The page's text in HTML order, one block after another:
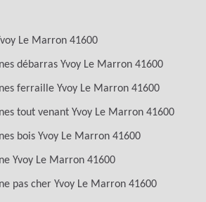
Le Marron 41600
débarras Yvoy Le Marron 41600
ferraille Yvoy Le Marron 41600
tout venant Yvoy Le Marron 41600
bois Yvoy Le Marron 41600
Yvoy Le Marron 41600
pas cher Yvoy Le Marron 41600